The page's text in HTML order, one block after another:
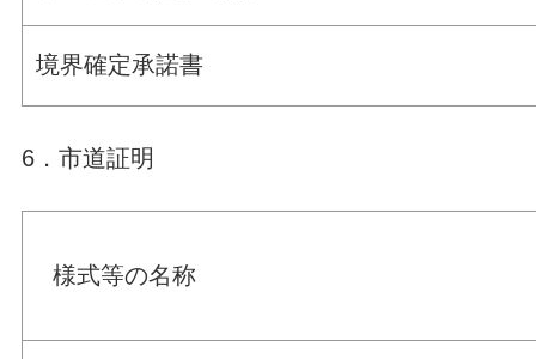
境界確定承諾書
6．市道証明
様式等の名称